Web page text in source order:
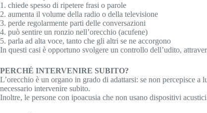
1. chiede spesso di ripetere frasi o parole
2. aumenta il volume della radio o della televisione
3. perde regolarmente parti delle conversazioni
4. può sentire un ronzio nell’orecchio (acufene)
5. parla ad alta voce, tanto che gli altri se ne accorgono
In questi casi è opportuno svolgere un controllo dell’udito,
PERCHÉ INTERVENIRE SUBITO?
L’orecchio è un organo in grado di adattarsi: se non percepisce
necessario intervenire subito.
Inoltre, le persone con ipoacusia che non usano dispositivi